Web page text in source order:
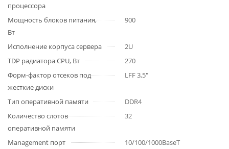
процессора
Мощность блоков питания,
Вт
900
Исполнение корпуса сервера
2U
TDP радиатора CPU, Вт
270
Форм-фактор отсеков под
жесткие диски
LFF 3,5"
Тип оперативной памяти
DDR4
Количество слотов
оперативной памяти
32
Management порт
10/100/1000BaseT